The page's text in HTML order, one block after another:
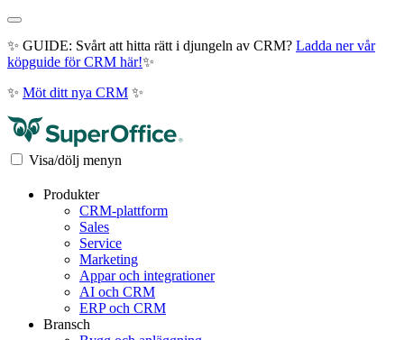
✨ GUIDE: Svårt att hitta rätt i djungeln av CRM? Ladda ner vår
köpguide för CRM här!✨
✨ Möt ditt nya CRM ✨
Visa/dölj menyn
Produkter
CRM-plattform
Sales
Service
Marketing
Appar och integrationer
AI och CRM
ERP och CRM
Bransch